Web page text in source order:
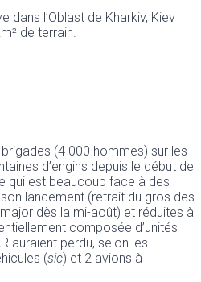
dans l’Oblast de Kharkiv, Kiev
de terrain.
(4 000 hommes) sur les
d’engins depuis le début de
qui est beaucoup face à des
lancement (retrait du gros des
dès la mi-août) et réduites à
composée d’unités
auraient perdu, selon les
(sic) et 2 avions à